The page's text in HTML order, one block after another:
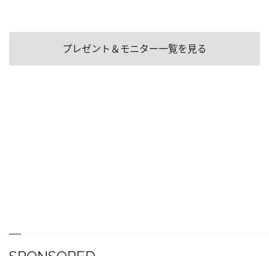
プレゼント＆モニター一覧を見る